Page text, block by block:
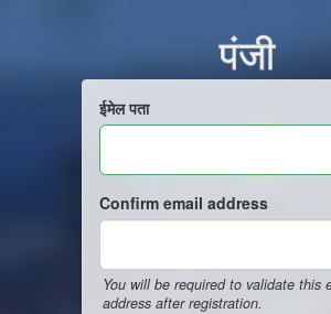
पंजी
ईमेल पता
Confirm email address
You will be required to validate this
address after registration.